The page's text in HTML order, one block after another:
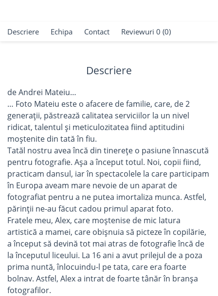
Descriere Echipa Contact Reviewuri 0 (0)
Descriere
de Andrei Mateiu…
… Foto Mateiu este o afacere de familie, care, de 2
generații, păstrează calitatea serviciilor la un nivel
ridicat, talentul și meticulozitatea fiind aptitudini
moștenite din tată în fiu.
Tatăl nostru avea încă din tinerețe o pasiune înnascută
pentru fotografie. Așa a început totul. Noi, copii fiind,
practicam dansul, iar în spectacolele la care participam
în Europa aveam mare nevoie de un aparat de
fotografiat pentru a ne putea imortaliza munca. Astfel,
părinții ne-au făcut cadou primul aparat foto.
Fratele meu, Alex, care moștenise de mic latura
artistică a mamei, care obișnuia să picteze în copilărie,
a început să devină tot mai atras de fotografie încă de
la începutul liceului. La 16 ani a avut prilejul de a poza
prima nuntă, înlocuindu-l pe tata, care era foarte
bolnav. Astfel, Alex a intrat de foarte tânăr în branșa
fotografilor.